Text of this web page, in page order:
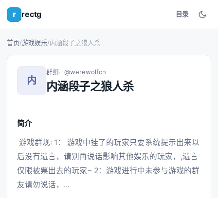
r rectg 目录
首页/游戏娱乐/内涵段子之狼人杀
内
群组 @werewolfcn
内涵段子之狼人杀
简介
后没有遗言，请别再说话影响其他娱乐的玩家，,遗言
仅限被票出去的玩家~ 2：游戏进行中未参与游戏的群
友请勿说话，...